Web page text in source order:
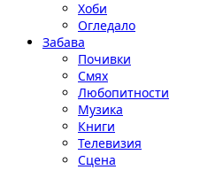
Хоби
Огледало
Забава
Почивки
Смях
Любопитности
Музика
Книги
Телевизия
Сцена